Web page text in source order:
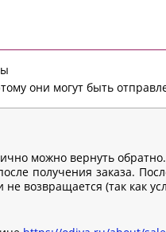
они могут быть
можно вернуть обратно.
получения заказа.
возвращается (так как